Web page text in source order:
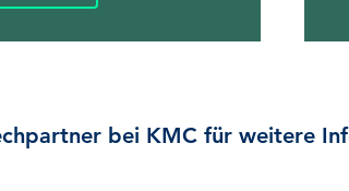
bei KMC für weitere